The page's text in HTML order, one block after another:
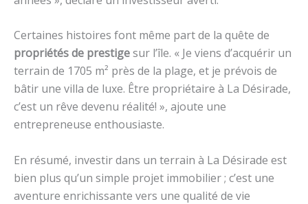
Certaines histoires font même part de la quête de
propriétés de prestigesur l’île. « Je viens d’acquérir un
terrain de 1705 m² près de la plage, et je prévois de
bâtir une villa de luxe. Être propriétaire à La Désirade,
c’est un rêve devenu réalité! », ajoute une
entrepreneuse enthousiaste.
En résumé, investir dans un terrain à La Désirade est
bien plus qu’un simple projet immobilier ; c’est une
aventure enrichissante vers une qualité de vie